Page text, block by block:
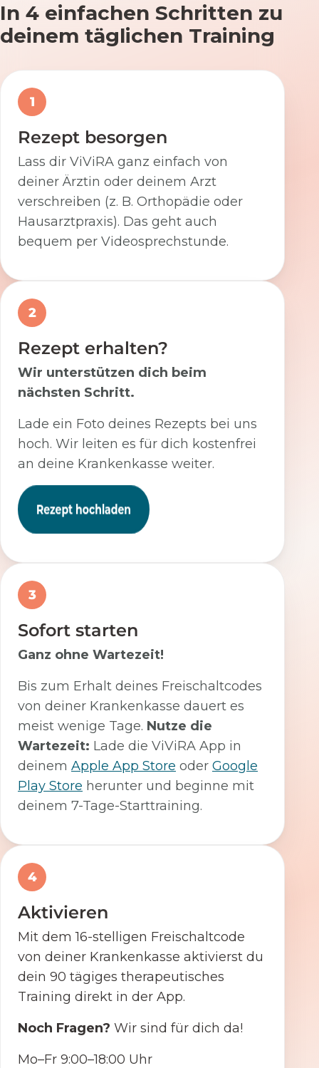
In 4 einfachen Schritten zu
deinem täglichen Training
1
Rezept besorgen
Lass dir ViViRA ganz einfach von
deiner Ärztin oder deinem Arzt
verschreiben (z. B. Orthopädie oder
Hausarztpraxis). Das geht auch
bequem per Videosprechstunde.
2
Rezept erhalten?
Wir unterstützen dich beim
nächsten Schritt.
Lade ein Foto deines Rezepts bei uns
hoch. Wir leiten es für dich kostenfrei
an deine Krankenkasse weiter.
3
Sofort starten
Ganz ohne Wartezeit!
Bis zum Erhalt deines Freischaltcodes
von deiner Krankenkasse dauert es
meist wenige Tage. Nutze die
Wartezeit: Lade die ViViRA App in
deinem Apple App Store oder Google
Play Store herunter und beginne mit
deinem 7-Tage-Starttraining.
4
Aktivieren
Mit dem 16-stelligen Freischaltcode
von deiner Krankenkasse aktivierst du
dein 90 tägiges therapeutisches
Training direkt in der App.
Noch Fragen? Wir sind für dich da!
Mo–Fr 9:00–18:00 Uhr